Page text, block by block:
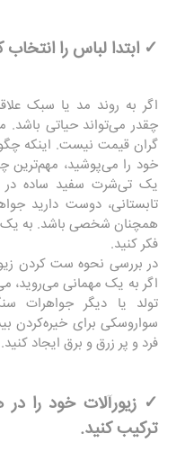
✓ ابتدا لباس را انتخاب
اگر به روند مد یا سبک
چقدر می‌تواند حیاتی باشد.
گران قیمت نیست. اینکه
خود را می‌پوشید، مهم‌ترین
یک تی‌شرت سفید ساده در
تابستانی، دوست دارید
همچنان شخصی باشد. به
فکر کنید.
در بررسی نحوه ست کردن
اگر به یک مهمانی می‌روید،
تولد یا دیگر جواهرات
سواروسکی برای خیره‌کردن
فرد و پر زرق و برق ایجاد کنید.
✓ زیورآلات خود را
ترکیب کنید.